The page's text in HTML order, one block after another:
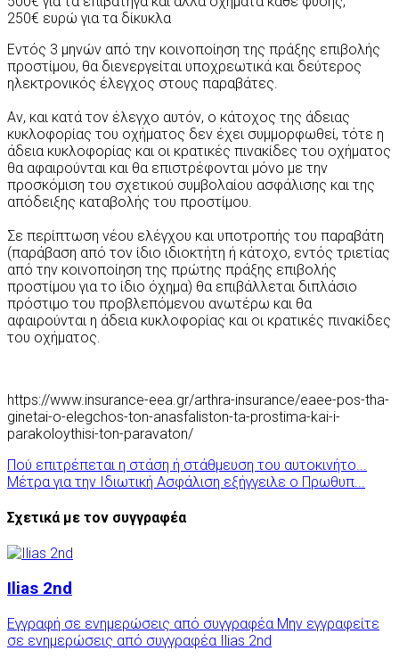
250€ ευρώ για τα δίκυκλα
Εντός 3 μηνών από την κοινοποίηση της πράξης επιβολής
προστίμου, θα διενεργείται υποχρεωτικά και δεύτερος
ηλεκτρονικός έλεγχος στους παραβάτες.
Αν, και κατά τον έλεγχο αυτόν, ο κάτοχος της άδειας
κυκλοφορίας του οχήματος δεν έχει συμμορφωθεί, τότε η
άδεια κυκλοφορίας και οι κρατικές πινακίδες του οχήματος
θα αφαιρούνται και θα επιστρέφονται μόνο με την
προσκόμιση του σχετικού συμβολαίου ασφάλισης και της
απόδειξης καταβολής του προστίμου.
Σε περίπτωση νέου ελέγχου και υποτροπής του παραβάτη
(παράβαση από τον ίδιο ιδιοκτήτη ή κάτοχο, εντός τριετίας
από την κοινοποίηση της πρώτης πράξης επιβολής
προστίμου για το ίδιο όχημα) θα επιβάλλεται διπλάσιο
πρόστιμο του προβλεπόμενου ανωτέρω και θα
αφαιρούνται η άδεια κυκλοφορίας και οι κρατικές πινακίδες
του οχήματος.
https://www.insurance-eea.gr/arthra-insurance/eaee-pos-tha-
ginetai-o-elegchos-ton-anasfaliston-ta-prostima-kai-i-
parakoloythisi-ton-paravaton/
Πού επιτρέπεται η στάση ή στάθμευση του αυτοκινήτο...
Μέτρα για την Ιδιωτική Ασφάλιση εξήγγειλε ο Πρωθυπ...
Σχετικά με τον συγγραφέα
Ilias 2nd
Εγγραφή σε ενημερώσεις από συγγραφέα Μην εγγραφείτε
σε ενημερώσεις από συγγραφέα Ilias 2nd